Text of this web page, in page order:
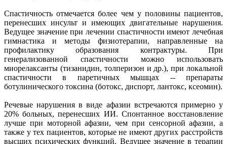
Спастичность отмечается более чем у половины пациентов,
перенесших инсульт и имеющих двигательные нарушения.
Ведущее значение при лечении спастичности имеют лечебная
гимнастика и методы физиотерапии, направленные на
профилактику образования контрактуры. При
генерализованной спастичности можно использовать
миорелаксанты (тизанидин, толперизон и др.), при локальной
спастичности в паретичных мышцах -- препараты
ботулинического токсина (ботокс, диспорт, лантокс, ксеомин).
Речевые нарушения в виде афазии встречаются примерно у
20% больных, перенесших ИИ. Спонтанное восстановление
лучше при моторной афазии, чем при сенсорной афазии, а
также у тех пациентов, которые не имеют других расстройств
высших психических функций. Ведущее значение в терапии